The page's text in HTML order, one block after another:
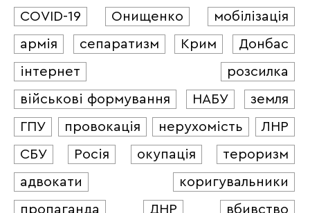
COVID-19
Онищенко
мобілізація
армія
сепаратизм Крим
Донбас
інтернет
розсилка
військові формування
НАБУ
земля
ГПУ
провокація нерухомість
ЛНР
СБУ
Росія окупація
тероризм
адвокати
коригувальники
пропаганда
ДНР
вбивство